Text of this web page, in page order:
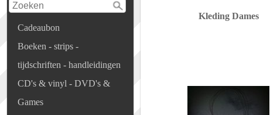
Cadeaubon
Boeken - strips -
tijdschriften - handleidingen
CD's & vinyl - DVD's &
Games
Kleding Dames